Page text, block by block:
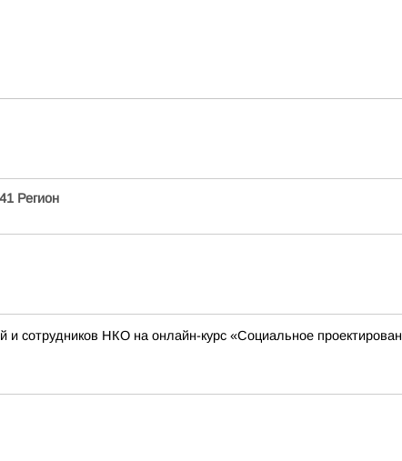
Регион
сотрудников НКО на онлайн-курс «Социальное